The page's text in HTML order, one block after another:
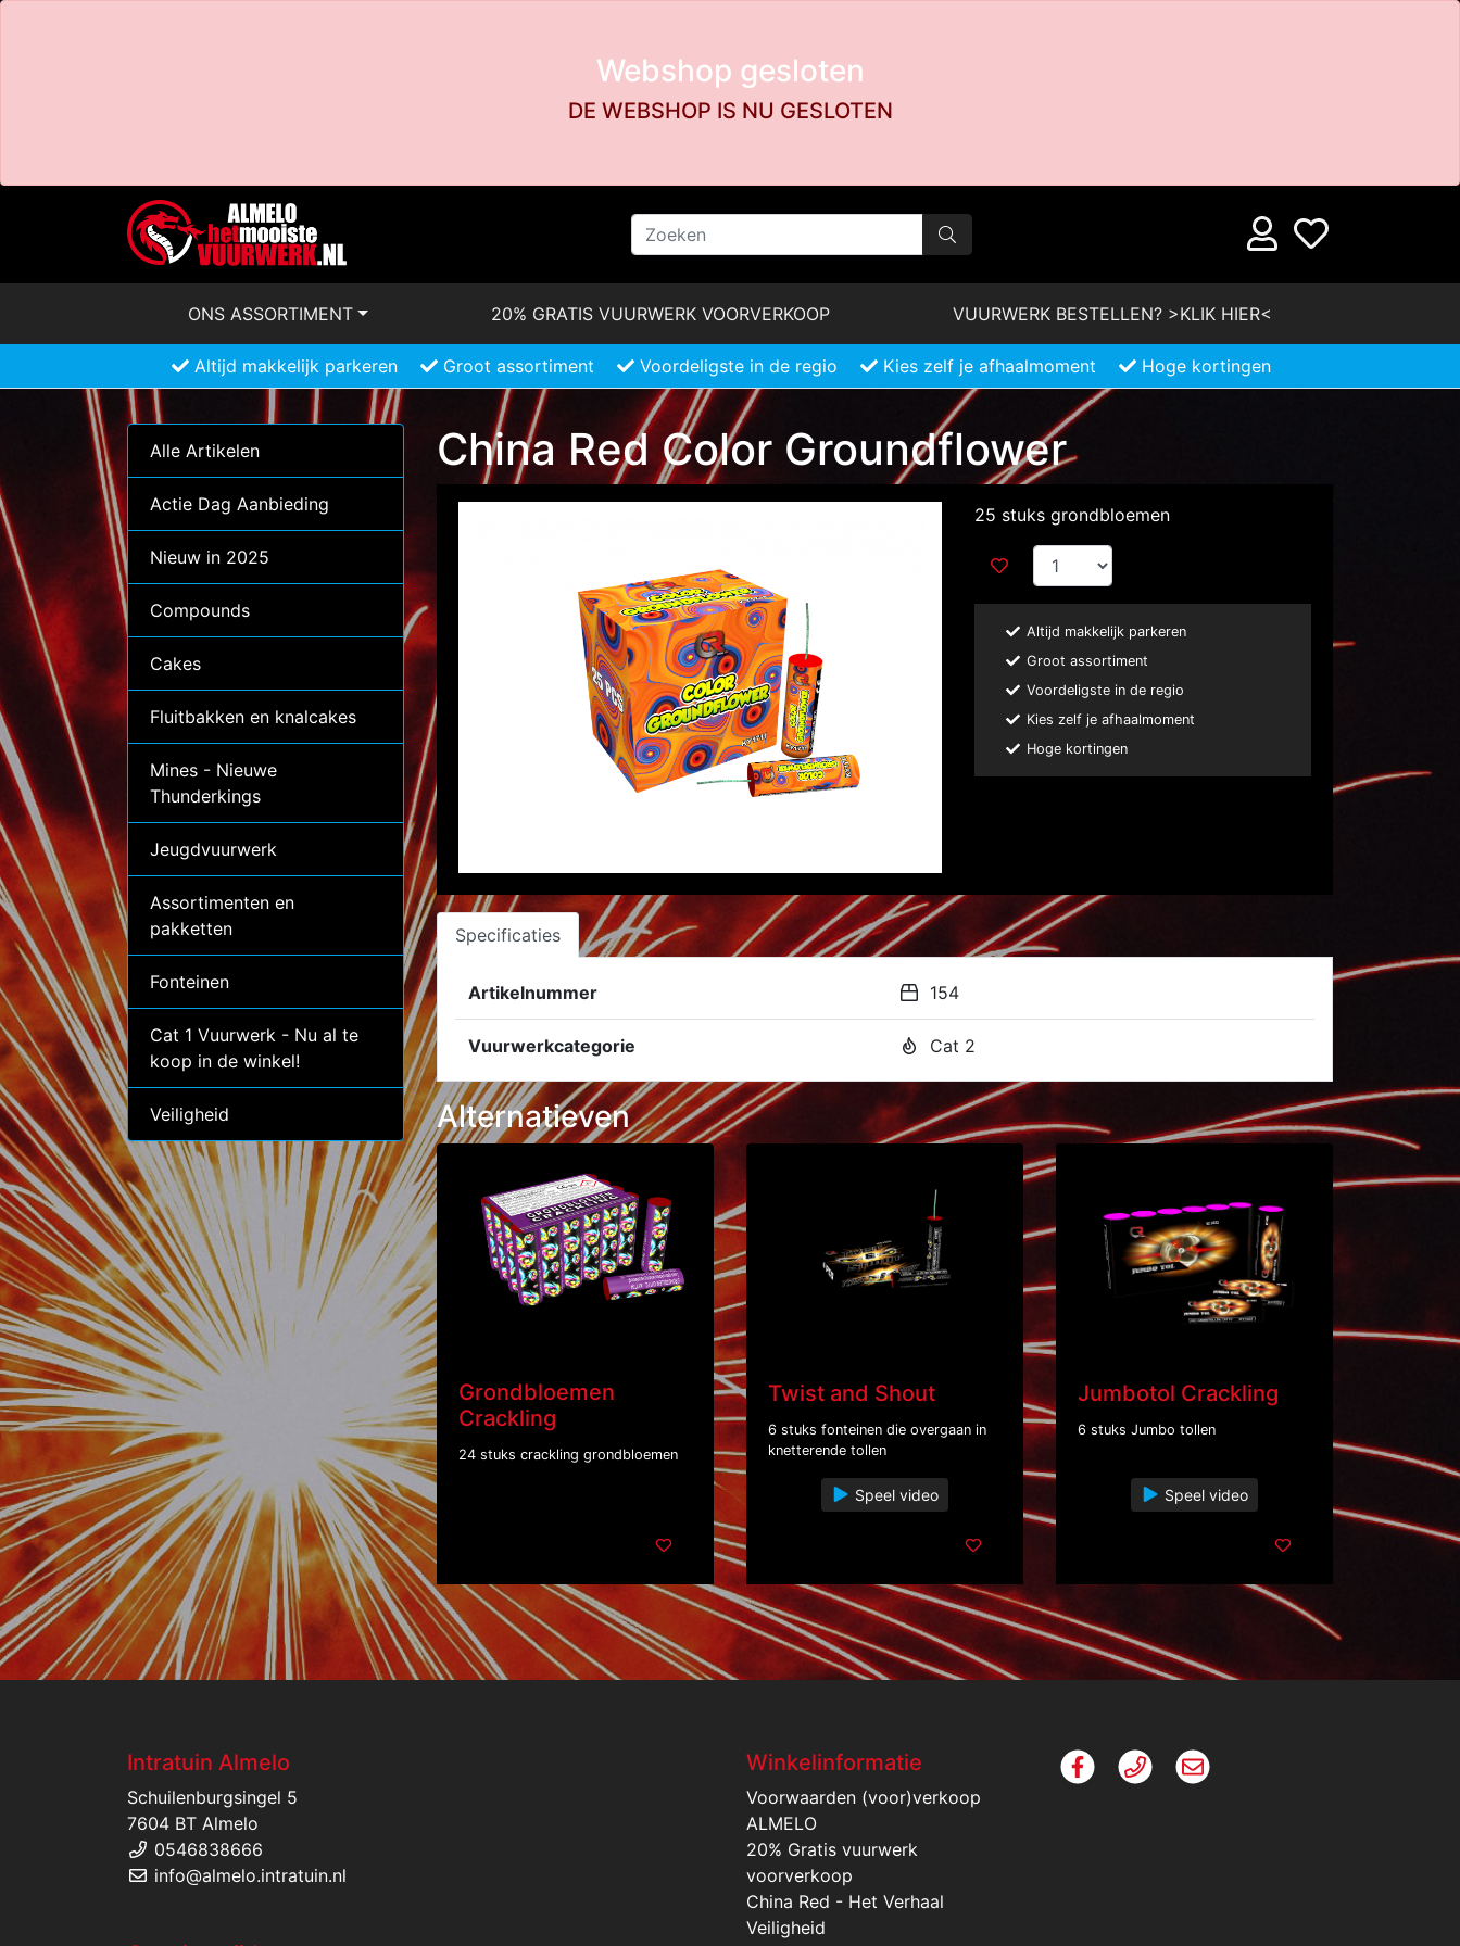
Webshop gesloten
DE WEBSHOP IS NU GESLOTEN
ONS ASSORTIMENT 20% GRATIS VUURWERK VOORVERKOOP VUURWERK BESTELLEN? >KLIK HIER<
Altijd makkelijk parkeren Groot assortiment Voordeligste in de regio Kies zelf je afhaalmoment Hoge kortingen
Alle Artikelen
Actie Dag Aanbieding
Nieuw in 2025
Compounds
Cakes
Fluitbakken en knalcakes
Mines - Nieuwe
Thunderkings
Jeugdvuurwerk
Assortimenten en
pakketten
Fonteinen
Cat 1 Vuurwerk - Nu al te
koop in de winkel!
Veiligheid
China Red Color Groundflower
25 stuks grondbloemen
Altijd makkelijk parkeren
Groot assortiment
Voordeligste in de regio
Kies zelf je afhaalmoment
Hoge kortingen
Specificaties
Artikelnummer 154
Vuurwerkcategorie Cat 2
Alternatieven
Grondbloemen
Crackling
24 stuks crackling grondbloemen
Twist and Shout
6 stuks fonteinen die overgaan in
knetterende tollen
Speel video
Jumbotol Crackling
6 stuks Jumbo tollen
Speel video
Intratuin Almelo
Schuilenburgsingel 5
7604 BT Almelo
0546838666
info@almelo.intratuin.nl
Winkelinformatie
Voorwaarden (voor)verkoop
ALMELO
20% Gratis vuurwerk
voorverkoop
China Red - Het Verhaal
Veiligheid